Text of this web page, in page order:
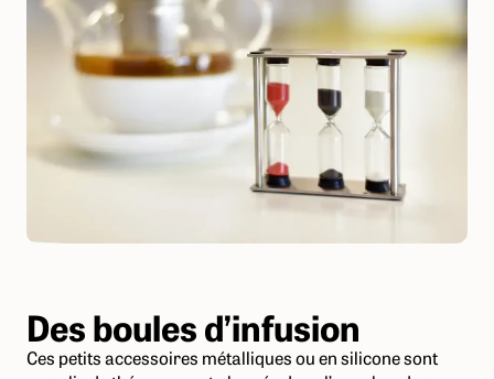
Des boules d’infusion
Ces petits accessoires métalliques ou en silicone sont